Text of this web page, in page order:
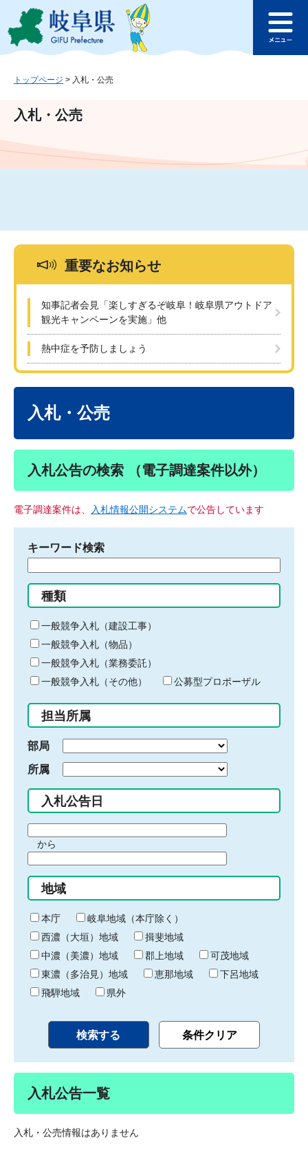
ジ
ュ
文
このページの本文へ
ュ
トップページ > 入札・公売
入札・公売
重要なお知らせ
知事記者会見「楽しすぎるぞ岐阜！岐阜県アウトドア
観光キャンペーンを実施」他
熱中症を予防しましょう
入札・公売
入札公告の検索 （電子調達案件以外）
電子調達案件は、 入札情報公開システムで公告しています
キーワード検索
る
キ
ー
ワ
ー
ド
入
力
種類
一般競争入札（建設工事）
一般競争入札（物品）
一般競争入札（業務委託）
一般競争入札（その他）
公募型プロポーザル
担当所属
部局
所属
入札公告日
間
始
り
から
間
終
わ
り
地域
本庁
岐阜地域（本庁除く）
西濃（大垣）地域
揖斐地域
中濃（美濃）地域
郡上地域
可茂地域
東濃（多治見）地域
恵那地域
下呂地域
飛騨地域
県外
入札公告一覧
入札・公売情報はありません